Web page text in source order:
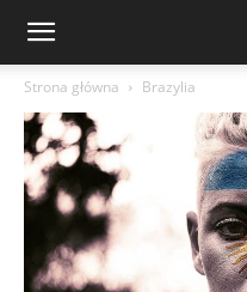
Strona główna Brazylia